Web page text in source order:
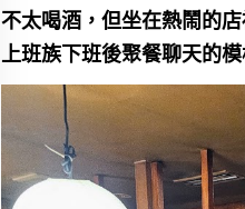
不太喝酒，但坐在熱鬧的
上班族下班後聚餐聊天的